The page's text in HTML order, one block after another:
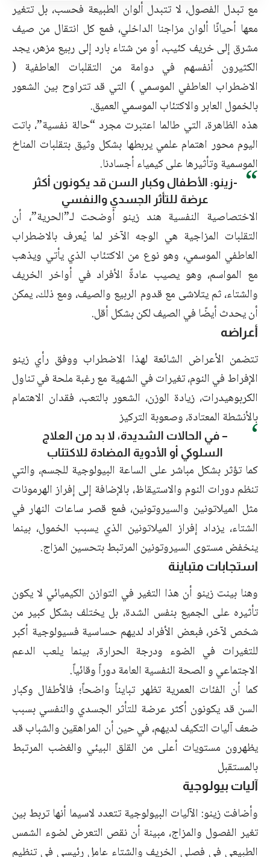
مع تبدل الفصول، لا تتبدل ألوان الطبيعة فحسب، بل تتغير
معها أحيانًا ألوان مزاجنا الداخلي، فمع كل انتقال من صيف
مشرق إلى خريف كئيب، أو من شتاء بارد إلى ربيع مزهر، يجد
الكثيرون أنفسهم في دوامة من التقلبات العاطفية (
الاضطراب العاطفي الموسمي ) التي قد تتراوح بين الشعور
بالخمول العابر والاكتئاب الموسمي العميق.
هذه الظاهرة، التي طالما اعتبرت مجرد “حالة نفسية”، باتت
اليوم محور اهتمام علمي يربطها بشكل وثيق بتقلبات المناخ
الموسمية وتأثيرها على كيمياء أجسادنا.
-زينو: الأطفال وكبار السن قد يكونون أكثر
عرضة للتأثر الجسدي والنفسي
الاختصاصية النفسية هند زينو أوضحت لـ”الحرية”، أن
التقلبات المزاجية هي الوجه الآخر لما يُعرف بالاضطراب
العاطفي الموسمي، وهو نوع من الاكتئاب الذي يأتي ويذهب
مع المواسم، وهو يصيب عادةً الأفراد في أواخر الخريف
والشتاء، ثم يتلاشى مع قدوم الربيع والصيف، ومع ذلك، يمكن
أن يحدث أيضًا في الصيف لكن بشكل أقل.
أعراضه
تتضمن الأعراض الشائعة لهذا الاضطراب ووفق رأي زينو
الإفراط في النوم، تغيرات في الشهية مع رغبة ملحة في تناول
الكربوهيدرات، زيادة الوزن، الشعور بالتعب، فقدان الاهتمام
بالأنشطة المعتادة، وصعوبة التركيز
– في الحالات الشديدة، لا بد من العلاج
السلوكي أو الأدوية المضادة للاكتئاب
كما تؤثر بشكل مباشر على الساعة البيولوجية للجسم، والتي
تنظم دورات النوم والاستيقاظ، بالإضافة إلى إفراز الهرمونات
مثل الميلاتونين والسيروتونين، فمع قصر ساعات النهار في
الشتاء، يزداد إفراز الميلاتونين الذي يسبب الخمول، بينما
ينخفض مستوى السيروتونين المرتبط بتحسين المزاج.
استجابات متباينة
وهنا بينت زينو أن هذا التغير في التوازن الكيميائي لا يكون
تأثيره على الجميع بنفس الشدة، بل يختلف بشكل كبير من
شخص لآخر، فبعض الأفراد لديهم حساسية فسيولوجية أكبر
للتغيرات في الضوء ودرجة الحرارة، بينما يلعب الدعم
الاجتماعي والصحة النفسيةالعامة دوراً وقائياً.
كما أن الفئات العمرية تظهر تبايناً واضحاً؛ فالأطفال وكبار
السن قد يكونون أكثر عرضة للتأثر الجسدي والنفسي بسبب
ضعف آليات التكيف لديهم، في حين أن المراهقين والشباب قد
يظهرون مستويات أعلى من القلق البيئي والغضب المرتبط
بالمستقبل
آليات بيولوجية
وأضافت زينو: الآليات البيولوجية تتعدد لاسيما أنها تربط بين
تغير الفصول والمزاج، مبينة أن نقص التعرض لضوء الشمس
الطبيعي في فصلي الخريف والشتاء عامل رئيسي في تنظيم